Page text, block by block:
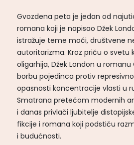
Gvozdena peta je jedan od
romana koji je napisao Džek
istražuje teme moći, društvene
autoritarizma. Kroz priču o svetu
oligarhija, Džek London u
borbu pojedinca protiv
opasnosti koncentracije vlasti u
Smatrana pretečom modernih
i danas privlači ljubitelje
fikcije i romana koji podstiču
i budućnosti.